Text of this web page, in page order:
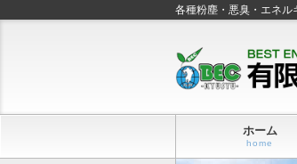
各種粉塵・悪臭・エネ
ホーム
home